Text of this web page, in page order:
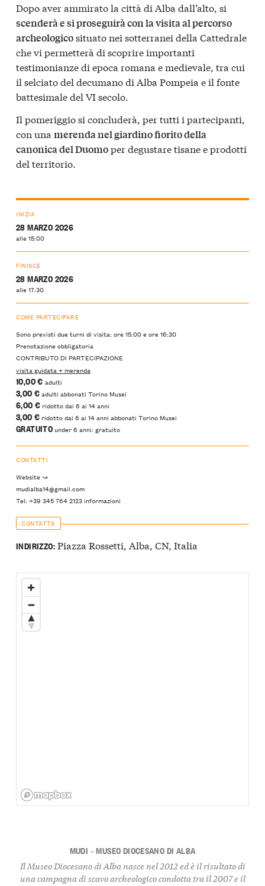
Dopo aver ammirato la città di Alba dall’alto, si
scenderà e si proseguirà con la visita al percorso
archeologicosituato nei sotterranei della Cattedrale
che vi permetterà di scoprire importanti
testimonianze di epoca romana e medievale, tra cui
il selciato del decumano di Alba Pompeia e il fonte
battesimale del VI secolo.
Il pomeriggio si concluderà, per tutti i partecipanti,
con una merenda nel giardino fiorito della
canonica del Duomoper degustare tisane e prodotti
del territorio.
INIZIA
28 MARZO 2026
alle 15:00
FINISCE
28 MARZO 2026
alle 17:30
COME PARTECIPARE
Sono previsti due turni di visita: ore 15:00 e ore 16:30
Prenotazione obbligatoria
CONTRIBUTO DI PARTECIPAZIONE
visita guidata + merenda
10,00 € adulti
3,00 €adulti abbonati Torino Musei
6,00 €ridotto dai 6 ai 14 anni
3,00 €ridotto dai 6 ai 14 anni abbonati Torino Musei
GRATUITOunder 6 anni: gratuito
CONTATTI
Website ↝
mudialba14@gmail.com
Tel: +39 345 764 2123 informazioni
CONTATTA
INDIRIZZO:Piazza Rossetti, Alba, CN, Italia
MUDI – MUSEO DIOCESANO DI ALBA
Il Museo Diocesano di Alba nasce nel 2012 ed è il risultato di
una campagna di scavo archeologico condotta tra il 2007 e il